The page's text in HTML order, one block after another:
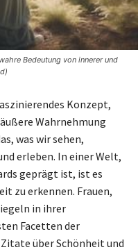
Bedeutung von innerer und
Konzept,
Wahrnehmung
was wir sehen,
erleben. In einer Welt,
geprägt ist, ist es
zu erkennen. Frauen,
in ihrer
Facetten der
über Schönheit und